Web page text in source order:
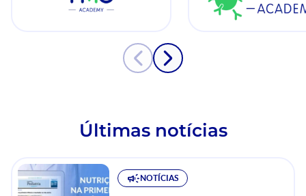
Últimas notícias
NOTÍCIAS